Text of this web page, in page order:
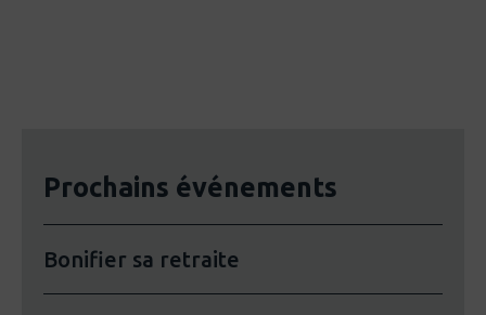
Prochains événements
Bonifier sa retraite